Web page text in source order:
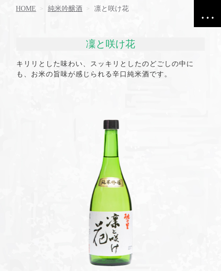
HOME 純米吟醸酒 凛と咲け花
凜と咲け花
キリリとした味わい、スッキリとしたのどごしの中に
も、お米の旨味が感じられる辛口純米酒です。